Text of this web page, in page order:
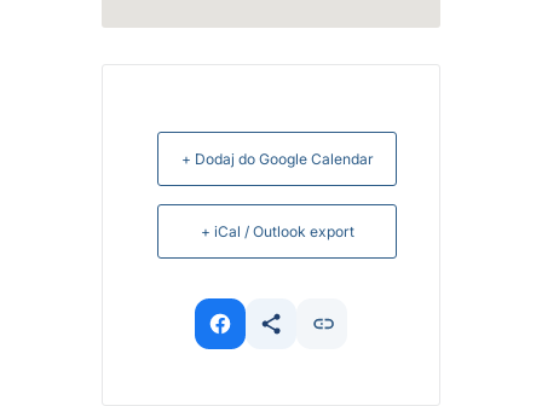
+ Dodaj do Google Calendar
+ iCal / Outlook export